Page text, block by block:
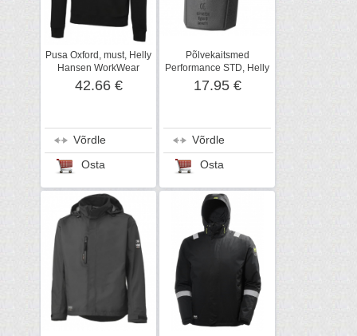
Pusa Oxford, must, Helly
Hansen WorkWear
42.66 €
Võrdle
Osta
Põlvekaitsmed
Performance STD, Helly
Hansen WorkWear
17.95 €
Võrdle
Osta